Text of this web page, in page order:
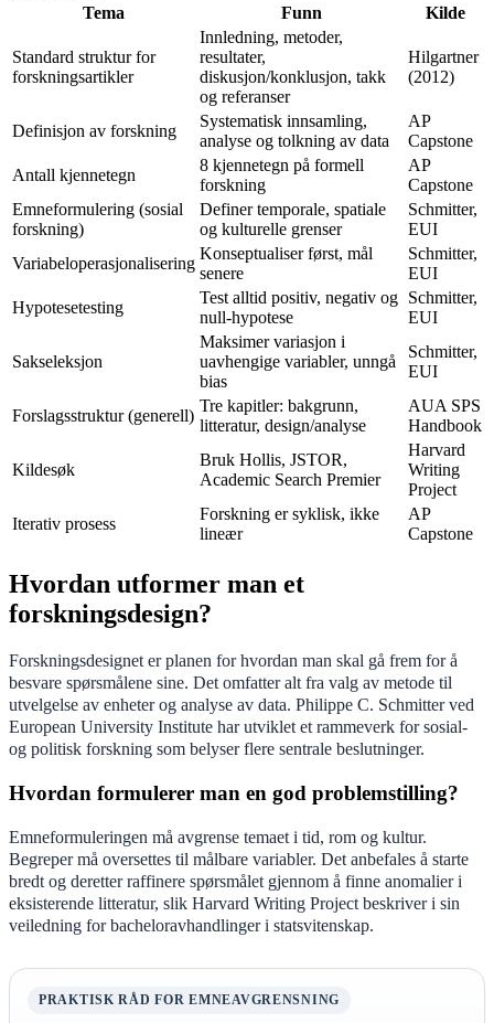
Tema Funn Kilde
Standard struktur for
forskningsartikler
Innledning, metoder,
resultater,
diskusjon/konklusjon, takk
og referanser
Hilgartner
(2012)
Definisjon av forskning
Systematisk innsamling,
analyse og tolkning av data
AP
Capstone
Antall kjennetegn
8 kjennetegn på formell
forskning
AP
Capstone
Emneformulering (sosial
forskning)
Definer temporale, spatiale
og kulturelle grenser
Schmitter,
EUI
Variabeloperasjonalisering
Konseptualiser først, mål
senere
Schmitter,
EUI
Hypotesetesting
Test alltid positiv, negativ og
null-hypotese
Schmitter,
EUI
Sakseleksjon
Maksimer variasjon i
uavhengige variabler, unngå
bias
Schmitter,
EUI
Forslagsstruktur (generell)
Tre kapitler: bakgrunn,
litteratur, design/analyse
AUA SPS
Handbook
Kildesøk
Bruk Hollis, JSTOR,
Academic Search Premier
Harvard
Writing
Project
Iterativ prosess
Forskning er syklisk, ikke
lineær
AP
Capstone
Hvordan utformer man et
forskningsdesign?
Forskningsdesignet er planen for hvordan man skal gå frem for å
besvare spørsmålene sine. Det omfatter alt fra valg av metode til
utvelgelse av enheter og analyse av data. Philippe C. Schmitter ved
European University Institute har utviklet et rammeverk for sosial-
og politisk forskning som belyser flere sentrale beslutninger.
Hvordan formulerer man en god problemstilling?
Emneformuleringen må avgrense temaet i tid, rom og kultur.
Begreper må oversettes til målbare variabler. Det anbefales å starte
bredt og deretter raffinere spørsmålet gjennom å finne anomalier i
eksisterende litteratur, slik Harvard Writing Project beskriver i sin
veiledning for bacheloravhandlinger i statsvitenskap.
PRAKTISK RÅD FOR EMNEAVGRENSNING